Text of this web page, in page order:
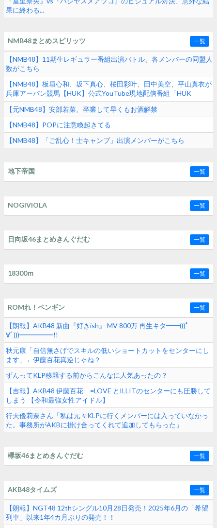
果に終わる...
NMB48まとめスピリッツ 一覧
【NMB48】11期生レギュラー番組出演バトル、各メンバーの同盟人
数がこちら
【NMB48】板垣心和、坂下真心、桜田彩叶、田中美空、平山真衣が
兵庫アーバン競馬【HUK】公式YouTube現地配信番組「HUK
Campus Live」に出演
【元NMB48】安部若菜、卒業して早くもお酒解禁
【NMB48】POPに注意喚起きてる
【NMB48】「ご乱心！士キャンプ」出演メンバーがこちら
地下帝国 一覧
NOGIVIOLA 一覧
日向坂46まとめきんぐだむ 一覧
18300ｍ 一覧
ROMれ！ペンギン 一覧
【朗報】AKB48 新曲『好きish』 MV 800万 再生キタ━━(((ﾟ
∀ﾟ)))━━━━━!!
秋元康「自信無さげでスキルの低いショートカットをセンターにし
ます」←伊藤百花真逆じゃね？
ずんってKLP移籍する前からこんなに人気あったの？
【吉報】AKB48 伊藤百花 =LOVE とILLITのセンターにも圧勝して
しまう 【令和最強女性アイドル】
行天優莉奈さん「私は元々KLPに行くメンバーには入っていなかっ
た。事務所がAKBに掛け合ってくれて追加してもらった」
欅坂46まとめきんぐだむ 一覧
AKB48タイムズ 一覧
【朗報】NGT48 12thシングル10月28日発売！2025年6月の「希望
列車」以来1年4カ月ぶりの発売！！